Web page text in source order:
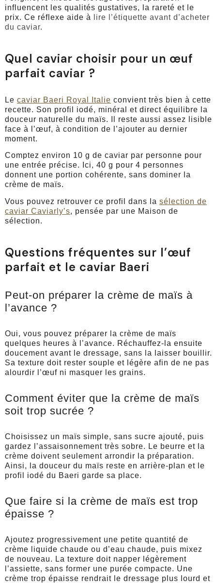
influencent les qualités gustatives, la rareté et le
prix. Ce réflexe aide à
lire l’étiquette avant d’acheter
du caviar.
Quel caviar choisir pour un œuf
parfait caviar ?
Le caviar Baeri Royal Italie convient très bien à cette
recette. Son profil iodé, minéral et direct équilibre la
douceur naturelle du maïs. Il reste aussi assez lisible
face à l’œuf, à condition de l’ajouter au dernier
moment.
Comptez environ 10 g de caviar par personne pour
une entrée précise. Ici, 40 g pour 4 personnes
donnent une portion cohérente, sans dominer la
crème de maïs.
Vous pouvez retrouver ce profil dans la sélection de
caviar Caviarly’s, pensée par une Maison de
sélection.
Questions fréquentes sur l’œuf
parfait et le caviar Baeri
Peut-on préparer la crème de maïs à
l’avance ?
Oui, vous pouvez préparer la crème de maïs
quelques heures à l’avance. Réchauffez-la ensuite
doucement avant le dressage, sans la laisser bouillir.
Sa texture doit rester souple et légère afin de ne pas
alourdir l’œuf ni masquer les grains.
Comment éviter que la crème de maïs
soit trop sucrée ?
Choisissez un maïs simple, sans sucre ajouté, puis
gardez l’assaisonnement très sobre. Le beurre et la
crème doivent seulement arrondir la préparation.
Ainsi, la douceur du maïs reste en arrière-plan et le
profil iodé du Baeri garde sa place.
Que faire si la crème de maïs est trop
épaisse ?
Ajoutez progressivement une petite quantité de
crème liquide chaude ou d’eau chaude, puis mixez
de nouveau. La texture doit napper légèrement
l’assiette, sans former une purée compacte. Une
crème trop épaisse rendrait le dressage plus lourd et